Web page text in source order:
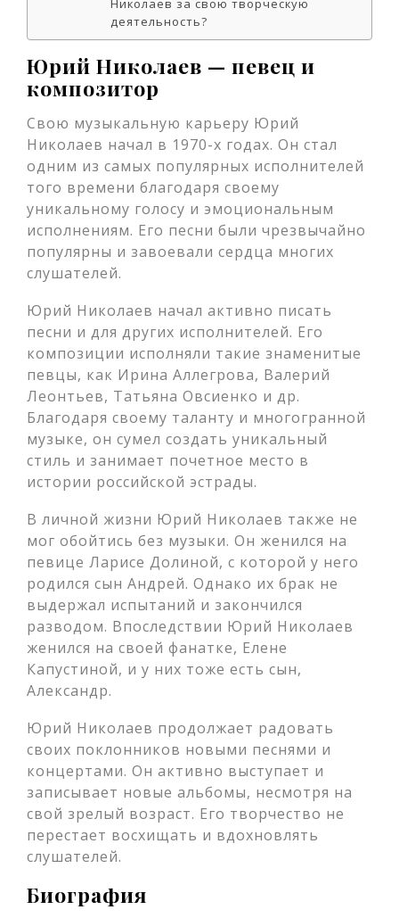
Николаев за свою творческую
деятельность?
Юрий Николаев — певец и
композитор
Свою музыкальную карьеру Юрий
Николаев начал в 1970-х годах. Он стал
одним из самых популярных исполнителей
того времени благодаря своему
уникальному голосу и эмоциональным
исполнениям. Его песни были чрезвычайно
популярны и завоевали сердца многих
слушателей.
Юрий Николаев начал активно писать
песни и для других исполнителей. Его
композиции исполняли такие знаменитые
певцы, как Ирина Аллегрова, Валерий
Леонтьев, Татьяна Овсиенко и др.
Благодаря своему таланту и многогранной
музыке, он сумел создать уникальный
стиль и занимает почетное место в
истории российской эстрады.
В личной жизни Юрий Николаев также не
мог обойтись без музыки. Он женился на
певице Ларисе Долиной, с которой у него
родился сын Андрей. Однако их брак не
выдержал испытаний и закончился
разводом. Впоследствии Юрий Николаев
женился на своей фанатке, Елене
Капустиной, и у них тоже есть сын,
Александр.
Юрий Николаев продолжает радовать
своих поклонников новыми песнями и
концертами. Он активно выступает и
записывает новые альбомы, несмотря на
свой зрелый возраст. Его творчество не
перестает восхищать и вдохновлять
слушателей.
Биография